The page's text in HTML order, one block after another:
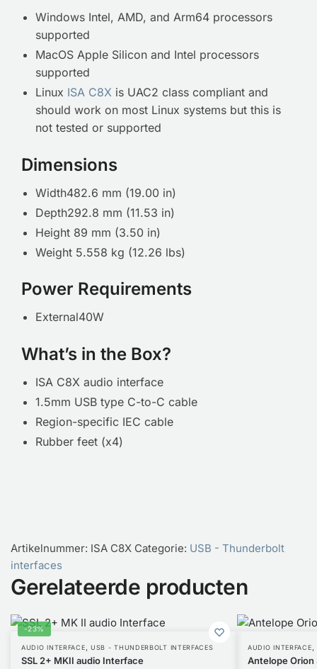
Windows Intel, AMD, and Arm64 processors
supported
MacOS Apple Silicon and Intel processors
supported
Linux ISA C8X is UAC2 class compliant and
should work on most Linux systems but this is
not tested or supported
Dimensions
Width482.6 mm (19.00 in)
Depth292.8 mm (11.53 in)
Height 89 mm (3.50 in)
Weight 5.558 kg (12.26 lbs)
Power Requirements
External40W
What’s in the Box?
ISA C8X audio interface
1.5mm USB type C-to-C cable
Region-specific IEC cable
Rubber feet (x4)
Artikelnummer: ISA C8X Categorie: USB - Thunderbolt
interfaces
Gerelateerde producten
-23%
AUDIO INTERFACE, USB - THUNDERBOLT INTERFACES
SSL 2+ MKII audio Interface
AUDIO INTERFACE,
Antelope